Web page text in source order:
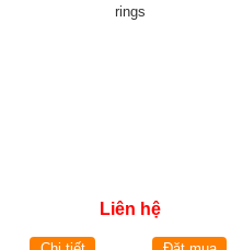
Liên hệ